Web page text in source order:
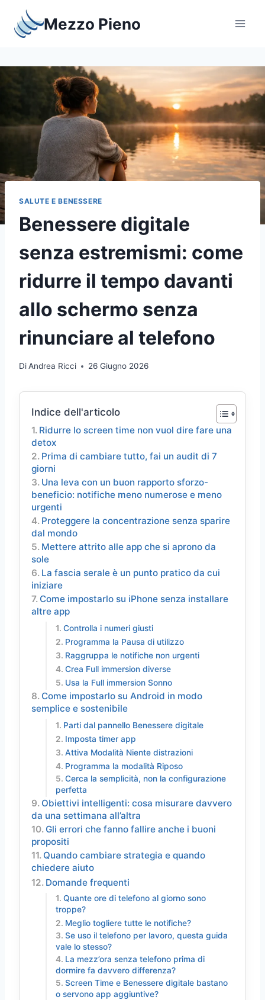
contenuto
Mezzo Pieno
SALUTE E BENESSERE
Benessere digitale
senza estremismi: come
ridurre il tempo davanti
allo schermo senza
rinunciare al telefono
DiAndrea Ricci 26 Giugno 2026
Indice dell'articolo
Ridurre lo screen time non vuol dire fare una
detox
Prima di cambiare tutto, fai un audit di 7
giorni
Una leva con un buon rapporto sforzo-
beneficio: notifiche meno numerose e meno
urgenti
Proteggere la concentrazione senza sparire
dal mondo
Mettere attrito alle app che si aprono da
sole
La fascia serale è un punto pratico da cui
iniziare
Come impostarlo su iPhone senza installare
altre app
Controlla i numeri giusti
Programma la Pausa di utilizzo
Raggruppa le notifiche non urgenti
Crea Full immersion diverse
Usa la Full immersion Sonno
Come impostarlo su Android in modo
semplice e sostenibile
Parti dal pannello Benessere digitale
Imposta timer app
Attiva Modalità Niente distrazioni
Programma la modalità Riposo
Cerca la semplicità, non la configurazione
perfetta
Obiettivi intelligenti: cosa misurare davvero
da una settimana all’altra
Gli errori che fanno fallire anche i buoni
propositi
Quando cambiare strategia e quando
chiedere aiuto
Domande frequenti
Quante ore di telefono al giorno sono
troppe?
Meglio togliere tutte le notifiche?
Se uso il telefono per lavoro, questa guida
vale lo stesso?
La mezz’ora senza telefono prima di
dormire fa davvero differenza?
Screen Time e Benessere digitale bastano
o servono app aggiuntive?